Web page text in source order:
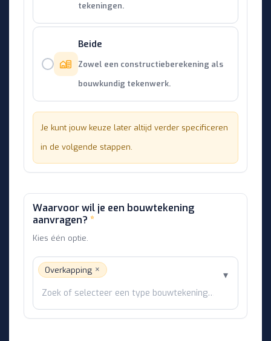
tekeningen.
Beide
Zowel een constructieberekening als
bouwkundig tekenwerk.
Je kunt jouw keuze later altijd verder specificeren
in de volgende stappen.
Waarvoor wil je een bouwtekening
aanvragen? *
Kies één optie.
Overkapping × ▾